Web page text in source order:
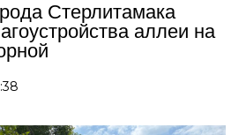
Стерлитамака
аллеи на